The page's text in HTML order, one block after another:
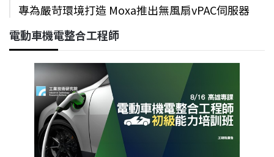
專為嚴苛環境打造 Moxa推出無風扇vPAC伺服器
電動車機電整合工程師